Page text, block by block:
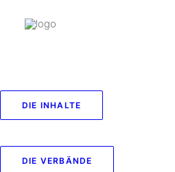
DIE INHALTE
DIE VERBÄNDE